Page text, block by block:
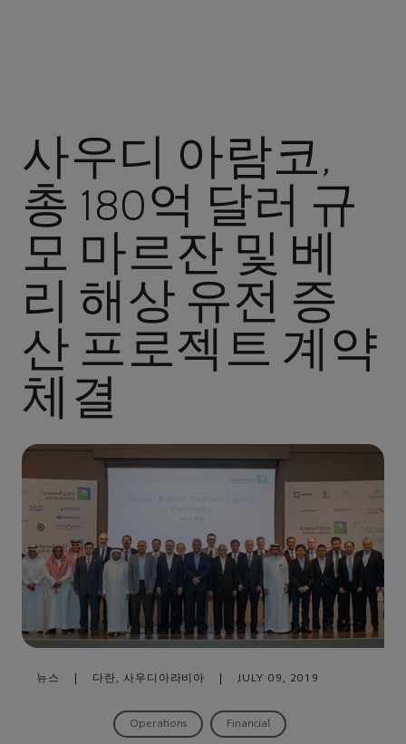
사우디 아람코,
총 180억 달러 규
모 마르잔 및 베
리 해상 유전 증
산 프로젝트 계약
체결
뉴스 다란, 사우디아라비아 JULY 09, 2019
Operations Financial